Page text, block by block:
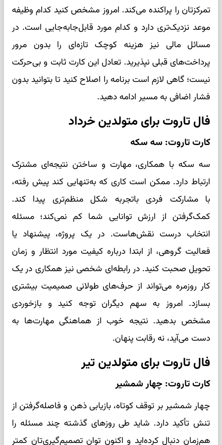
تمرکزتان را پراکنده می‌کند. امروز مشخص کنید کدام وظیفه
موعد نزدیک‌تری دارد و کدام مورد قابل‌جابه‌جایی است. در
مسائل مالی نیز هزینه کوچک تازه‌ای را بدون مرور
پرداخت‌های قبلی نپذیرید. تعادل این کارت ثابت و بی‌حرکت
نیست؛ گاهی لازم است برنامه را اصلاح کنید تا بتوانید بدون
فشار اضافی به مسیر ادامه دهید.
فال تاروت برای متولدین خرداد
کارت تاروت: سه سکه
سه سکه با همکاری، مهارت و ساختن نتیجه‌ای مشترک
ارتباط دارد. ممکن است کاری که به‌تنهایی کند پیش رفته،
با مشارکت فردی باتجربه شکل منظم‌تری پیدا کند.
کمک‌گرفتن از ارزش توانایی شما کم نمی‌کند؛ مسئله
انتخاب درست نقش‌هاست. در یک پروژه، پیشنهاد یا
فعالیت گروهی، از ابتدا درباره کیفیت مورد انتظار و زمان
تحویل صحبت کنید. در رابطه‌ای شخصی نیز همکاری در یک
کار روزمره می‌تواند از حرف‌های طولانی صمیمیت بیشتری
بسازد. امروز به سهم دیگران توجه کنید و بازخوردی
مشخص بدهید. نتیجه خوب از هماهنگی مهارت‌ها به
دست می‌آید، نه رقابت پنهان.
فال تاروت برای متولدین تیر
کارت تاروت: چهار شمشیر
چهار شمشیر بر توقف کوتاه، بازیابی ذهن و فاصله‌گرفتن از
تنش تأکید دارد. شاید طی روزهای گذشته چند مسئله را
هم‌زمان دنبال کرده‌اید و اکنون توان تصمیم‌گیری‌تان کمتر